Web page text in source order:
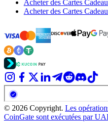
Acheter des Cartes
Acheter des Cartes
© 2026 Copyright. Les
CoinGate sont exécutées par